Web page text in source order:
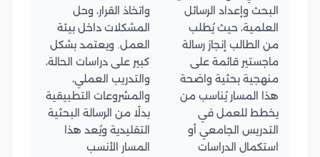
البحث وإعداد الرسائل
العلمية، حيث يُطلب
من الطالب إنجاز رسالة
ماجستير قائمة على
منهجية بحثية واضحة
هذا المسار يُناسب من
يخطط للعمل في
التدريس الجامعي أو
استكمال الدراسات
واتخاذ القرار، وحل
المشكلات داخل بيئة
العمل. ويعتمد بشكل
كبير على دراسات الحالة،
والتدريب العملي،
والمشروعات التطبيقية
بدلًا من الرسالة البحثية
التقليدية ويُعد هذا
المسار الأنسب